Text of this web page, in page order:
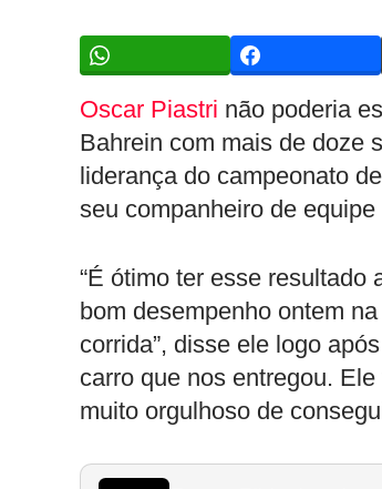
Oscar Piastri não poderia
Bahrein com mais de doze
liderança do campeonato
seu companheiro de
“É ótimo ter esse
bom desempenho ontem
corrida”, disse ele logo
carro que nos entregou.
muito orgulhoso de